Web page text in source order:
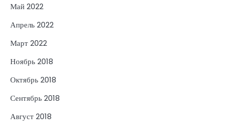
Май 2022
Апрель 2022
Март 2022
Ноябрь 2018
Октябрь 2018
Сентябрь 2018
Август 2018